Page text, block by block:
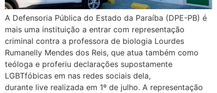
A Defensoria Pública do Estado da Paraíba (DPE-PB) é
mais uma instituição a entrar com representação
criminal contra a professora de biologia Lourdes
Rumanelly Mendes dos Reis, que atua também como
teóloga e proferiu declarações supostamente
LGBTfóbicas em nas redes sociais dela,
durante live realizada em 1º de julho. A representação